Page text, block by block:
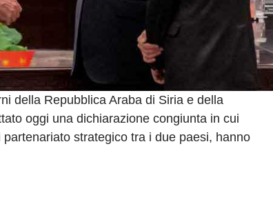
della Repubblica Araba di Siria e della
oggi una dichiarazione congiunta in cui
strategico tra i due paesi, hanno